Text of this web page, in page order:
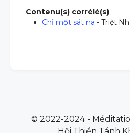
Contenu(s) corrélé(s) :
Chỉ một sát na - Triệt
© 2022-2024 -